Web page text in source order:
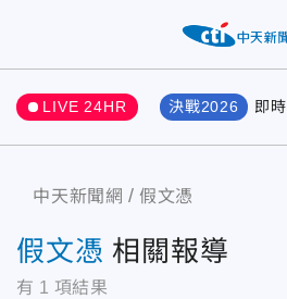
LIVE 24HR 決戰2026 即時
中天新聞網 假文憑
假文憑 相關報導
有 1 項結果